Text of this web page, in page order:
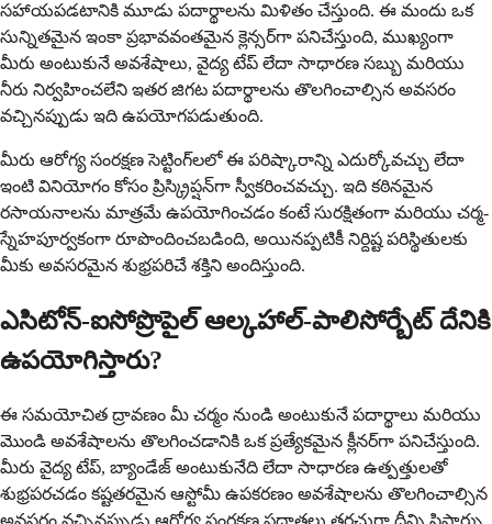
సహాయపడటానికి మూడు పదార్థాలను మిళితం చేస్తుంది. ఈ మందు ఒక
సున్నితమైన ఇంకా ప్రభావవంతమైన క్లెన్సర్‌గా పనిచేస్తుంది, ముఖ్యంగా
మీరు అంటుకునే అవశేషాలు, వైద్య టేప్ లేదా సాధారణ సబ్బు మరియు
నీరు నిర్వహించలేని ఇతర జిగట పదార్థాలను తొలగించాల్సిన అవసరం
వచ్చినప్పుడు ఇది ఉపయోగపడుతుంది.
మీరు ఆరోగ్య సంరక్షణ సెట్టింగ్‌లలో ఈ పరిష్కారాన్ని ఎదుర్కోవచ్చు లేదా
ఇంటి వినియోగం కోసం ప్రిస్క్రిప్షన్‌గా స్వీకరించవచ్చు. ఇది కఠినమైన
రసాయనాలను మాత్రమే ఉపయోగించడం కంటే సురక్షితంగా మరియు చర్మ-
స్నేహపూర్వకంగా రూపొందించబడింది, అయినప్పటికీ నిర్దిష్ట పరిస్థితులకు
మీకు అవసరమైన శుభ్రపరిచే శక్తిని అందిస్తుంది.
ఎసిటోన్-ఐసోప్రొపైల్ ఆల్కహాల్-పాలిసోర్బేట్ దేనికి
ఉపయోగిస్తారు?
ఈ సమయోచిత ద్రావణం మీ చర్మం నుండి అంటుకునే పదార్థాలు మరియు
మొండి అవశేషాలను తొలగించడానికి ఒక ప్రత్యేకమైన క్లీనర్‌గా పనిచేస్తుంది.
మీరు వైద్య టేప్, బ్యాండేజ్ అంటుకునేది లేదా సాధారణ ఉత్పత్తులతో
శుభ్రపరచడం కష్టతరమైన ఆస్టోమీ ఉపకరణం అవశేషాలను తొలగించాల్సిన
అవసరం వచ్చినప్పుడు ఆరోగ్య సంరక్షణ ప్రదాతలు తరచుగా దీన్ని సిఫార్సు